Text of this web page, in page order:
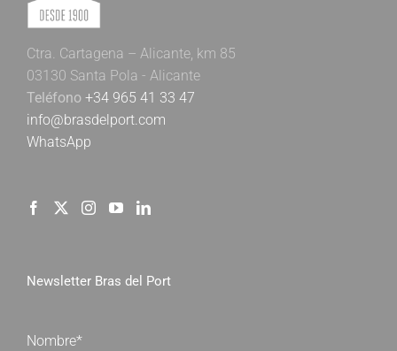
Ctra. Cartagena – Alicante, km 85
03130 Santa Pola - Alicante
Teléfono +34 965 41 33 47
info@brasdelport.com
WhatsApp
Newsletter Bras del Port
Nombre*